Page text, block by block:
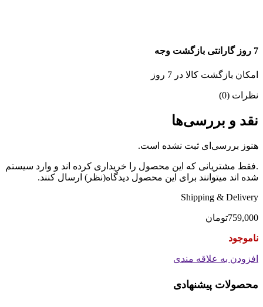
7 روز گارانتی بازگشت وجه
امکان بازگشت کالا در 7 روز
نظرات (0)
نقد و بررسی‌ها
هنوز بررسی‌ای ثبت نشده است.
.فقط مشتریانی که این محصول را خریداری کرده اند و وارد سیستم
شده اند میتوانند برای این محصول دیدگاه(نظر) ارسال کنند.
Shipping & Delivery
759,000تومان
ناموجود
افزودن به علاقه مندی
محصولات پیشنهادی